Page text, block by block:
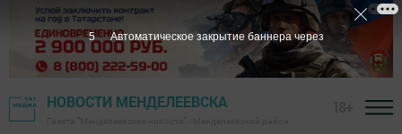
НОВОСТИ МЕНДЕЛЕЕВСКА
3 Автоматическое закрытие баннера через